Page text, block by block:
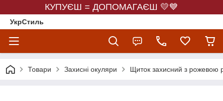
КУПУЄШ = ДОПОМАГАЄШ 💛💙
УкрСтиль
Товари Захисні окуляри Щиток захисний з рожевою